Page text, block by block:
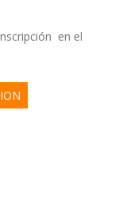
en el